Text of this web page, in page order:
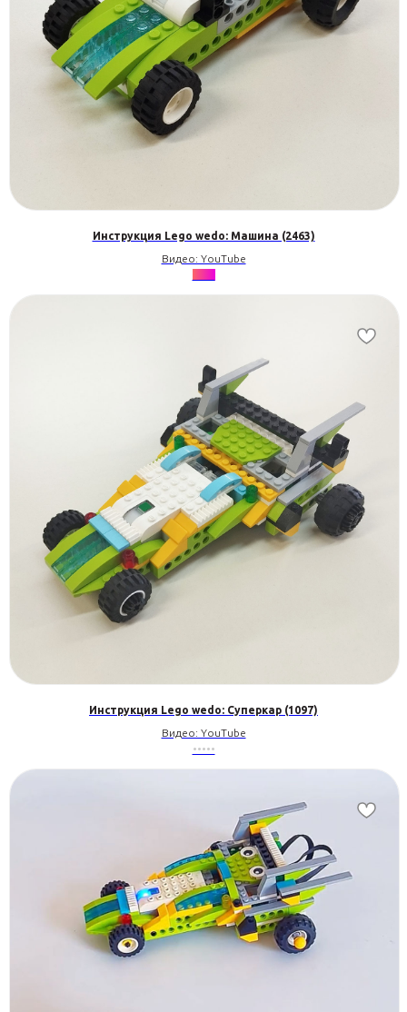
Инструкция Lego wedo: Машина (2463)
Видео: YouTube
Инструкция Lego wedo: Суперкар (1097)
Видео: YouTube
•••••